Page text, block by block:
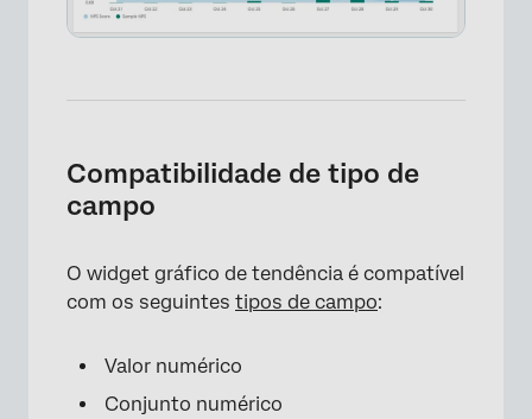
Compatibilidade de tipo de
campo
O widget gráfico de tendência é compatível
com os seguintes tipos de campo:
Valor numérico
Conjunto numérico